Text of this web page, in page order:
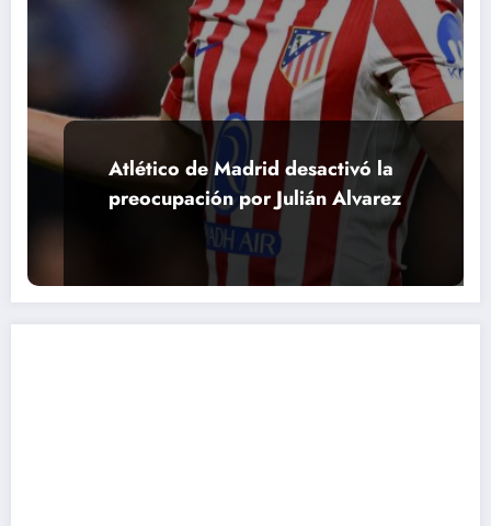
Atlético de Madrid desactivó la
preocupación por Julián Alvarez